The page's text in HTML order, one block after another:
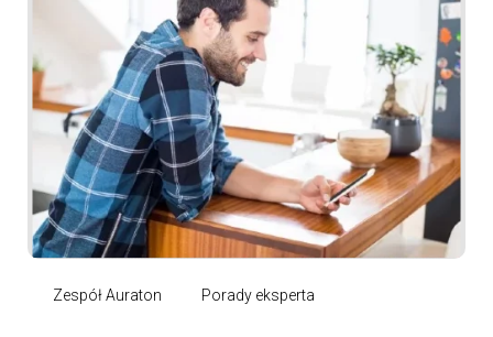
Zespół Auraton Porady eksperta